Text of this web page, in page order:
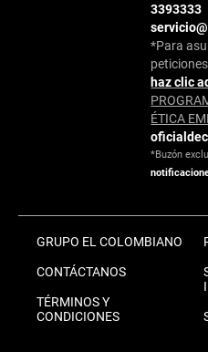
3393333
*Para
haz clic
ÉTICA
*Buzón
GRUPO EL COLOMBIANO
CONTÁCTANOS
TÉRMINOS Y
CONDICIONES